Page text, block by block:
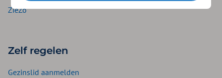
ZieZo
Zelf regelen
Gezinslid aanmelden